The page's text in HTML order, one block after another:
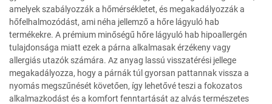
amelyek szabályozzák a hőmérsékletet, és megakadályozzák a
hőfelhalmozódást, ami néha jellemző a hőre lágyuló hab
termékekre. A prémium minőségű hőre lágyuló hab hipoallergén
tulajdonsága miatt ezek a párna alkalmasak érzékeny vagy
allergiás utazók számára. Az anyag lassú visszatérési jellege
megakadályozza, hogy a párnák túl gyorsan pattannak vissza a
nyomás megszűnését követően, így lehetővé teszi a fokozatos
alkalmazkodást és a komfort fenntartását az alvás természetes